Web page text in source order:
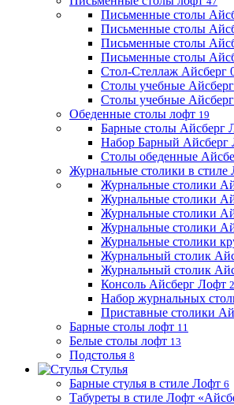
Письменные столы
Письменные столы
Письменные столы
Письменные столы
Стол-Стеллаж Айсберг
Столы учебные
Столы учебные
Обеденные столы лофт 19
Барные столы Айсберг
Набор Барный Айсберг
Столы обеденные
Журнальные столики в стиле
Журнальные столики
Журнальные столики
Журнальные столики
Журнальные столики
Журнальные столики
Журнальный столик
Журнальный столик
Консоль Айсберг Лофт
Набор журнальных
Приставные столики
Барные столы лофт 11
Белые столы лофт 13
Подстолья 8
Стулья
Барные стулья в стиле Лофт 6
Табуреты в стиле Лофт